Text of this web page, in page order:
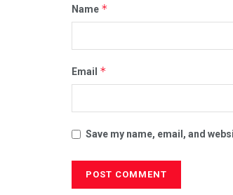
Name *
Email *
Save my name, email, and